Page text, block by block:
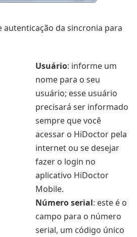
autenticação da sincronia para
Usuário: informe um
nome para o seu
usuário; esse usuário
precisará ser informado
sempre que você
acessar o HiDoctor pela
internet ou se desejar
fazer o login no
aplicativo HiDoctor
Mobile.
Número serial: este é o
campo para o número
serial, um código único